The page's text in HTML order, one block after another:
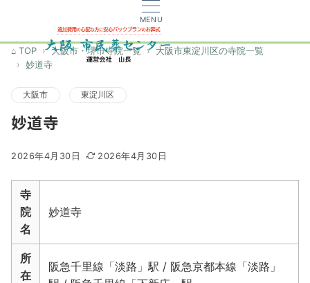
MENU
TOP 大阪市・堺市寺院一覧
大阪市東淀川区の寺院一覧
妙道寺
大阪市 東淀川区
妙道寺
2026年4月30日 2026年4月30日
寺
院
名
妙道寺
所
在
阪急千里線「淡路」駅 / 阪急京都本線「淡路」